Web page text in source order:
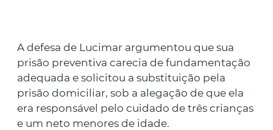
A defesa de Lucimar argumentou que sua
prisão preventiva carecia de fundamentação
adequada e solicitou a substituição pela
prisão domiciliar, sob a alegação de que ela
era responsável pelo cuidado de três crianças
e um neto menores de idade.